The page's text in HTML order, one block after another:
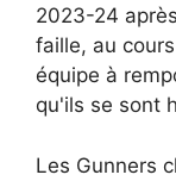
2023-24
faille, au
équipe à
qu'ils se sont
Les Gunners